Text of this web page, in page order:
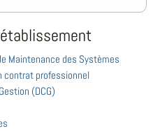
Maintenance des Systèmes
contrat professionnel
(DCG)